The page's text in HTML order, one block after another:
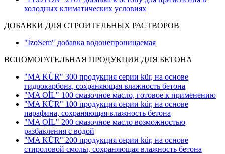
холодных климатических условиях
ДОБАВКИ ДЛЯ СТРОИТЕЛЬНЫХ РАСТВОРОВ
"İzoSem" добавка водонепроницаемая
ВСПОМОГАТЕЛЬНАЯ ПРОДУКЦИЯ ДЛЯ БЕТОНА
"MA KÜR" 300 продукция серии kür, на основе
гидрокарбона, сохраняющая влажность бетона
"MA OİL" 100 смазочное масло, готовое к применению
"MA KÜR" 100 продукция серии kür, на основе
парафина, сохраняющая влажность бетона
"MA OİL" 200 смазочное масло возможностью
разбавления с водой
"MA KÜR" 200 продукция серии kür, на основе
стироловой смолы, сохраняющая влажность бетона